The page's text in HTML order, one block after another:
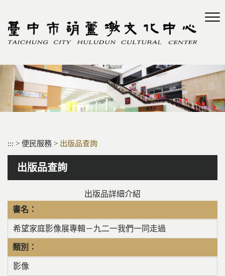
區
::: > 便民服務 > 出版品查詢
出版品查詢
出版品詳細介紹
書名：
希望家庭影像展專輯－九二一我們一同走過
類別：
影像